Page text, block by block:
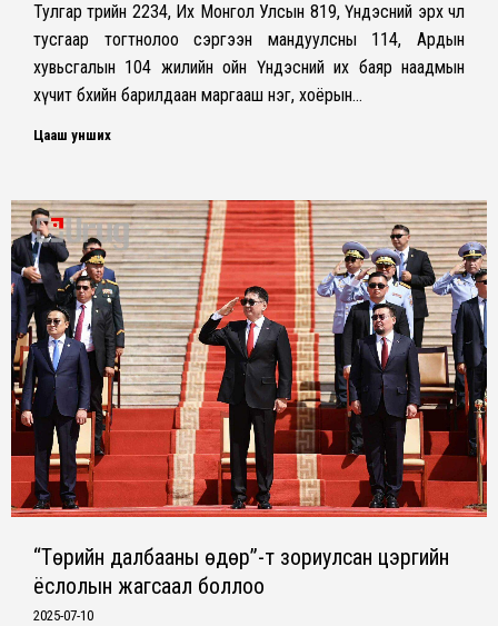
Тулгар төрийн 2234, Их Монгол Улсын 819, Үндэсний эрх чөлөө
тусгаар тогтнолоо сэргээн мандуулсны 114, Ардын
хувьсгалын 104 жилийн ойн Үндэсний их баяр наадмын
хүчит бөхийн барилдаан маргааш нэг, хоёрын…
Цааш унших
“Төрийн далбааны өдөр”-т зориулсан цэргийн
ёслолын жагсаал боллоо
2025-07-10